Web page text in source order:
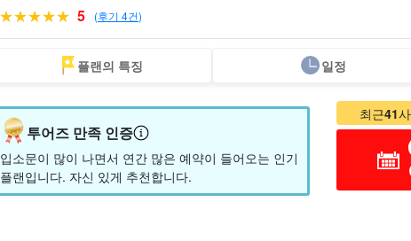
스팟으로 찾기
탄탈라스 언덕 투
어
노스쇼어 관광 투
어
5 (후기 4건)
플랜의 특징 일정
최근41
투어즈 만족 인증
입소문이 많이 나면서 연간 많은 예약이 들어오는 인기
플랜입니다. 자신 있게 추천합니다.